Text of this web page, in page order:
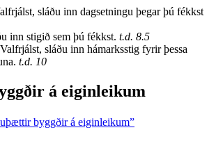
sláðu inn dagsetningu þegar þú fékkst
inn stigið sem þú fékkst. t.d. 8.5
Valfrjálst, sláðu inn hámarksstig fyrir þessa
t.d. 10
á eiginleikum
byggðir á eiginleikum”